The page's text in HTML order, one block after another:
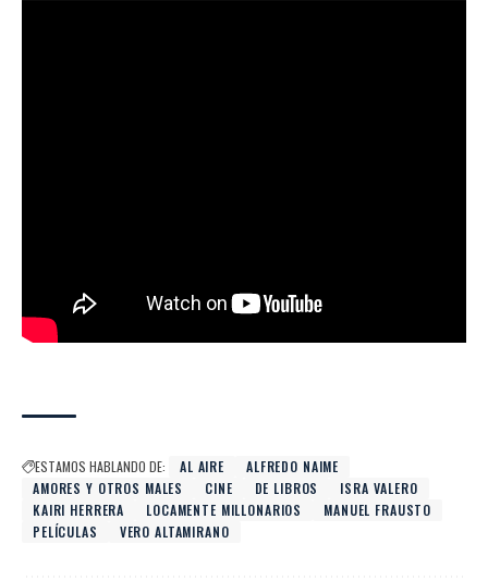
ESTAMOS HABLANDO DE: AL AIRE
ALFREDO NAIME
AMORES Y OTROS MALES
CINE DE LIBROS
ISRA VALERO
KAIRI HERRERA
LOCAMENTE MILLONARIOS
MANUEL FRAUSTO
PELÍCULAS
VERO ALTAMIRANO